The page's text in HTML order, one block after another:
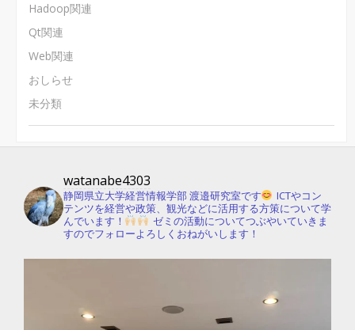
Hadoop関連
Qt関連
Web関連
おしらせ
未分類
watanabe4303
静岡県立大学経営情報学部 渡邉研究室です
ICTやコン
テンツを経営や政策、観光などに活用する方策について学
んでいます！
ゼミの活動についてつぶやいていきま
すのでフォローよろしくおねがいします！